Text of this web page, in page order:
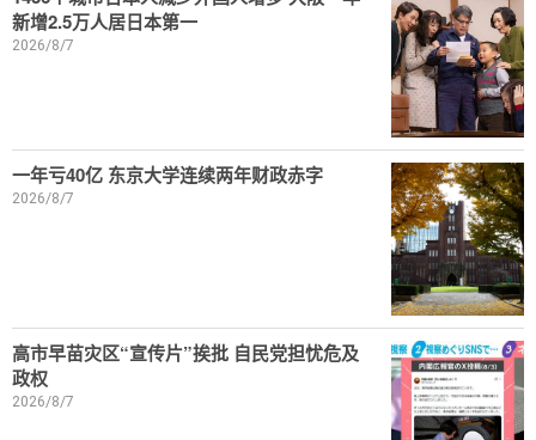
新增2.5万人居日本第一
2026/8/7
一年亏40亿 东京大学连续两年财政赤字
2026/8/7
高市早苗灾区“宣传片”挨批 自民党担忧危及
政权
2026/8/7